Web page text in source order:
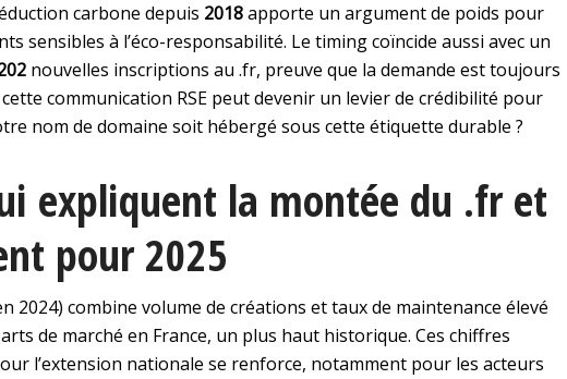
carbone depuis 2018apporte un argument de poids pour
sensibles à l’éco-responsabilité. Le timing coïncide aussi avec un
nouvelles inscriptions au .fr, preuve que la demande est toujours
communication RSE peut devenir un levier de crédibilité pour
nom de domaine soit hébergé sous cette étiquette durable ?
expliquent la montée du .fr et
pour 2025
2024) combine volume de créations et taux de maintenance élevé
de marché en France, un plus haut historique. Ces chiffres
l’extension nationale se renforce, notamment pour les acteurs